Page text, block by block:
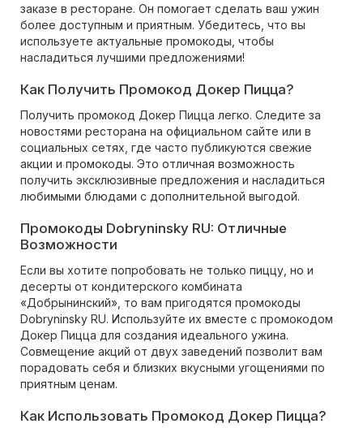
заказе в ресторане. Он помогает сделать ваш ужин
более доступным и приятным. Убедитесь, что вы
используете актуальные промокоды, чтобы
насладиться лучшими предложениями!
Как Получить Промокод Докер Пицца?
Получить промокод Докер Пицца легко. Следите за
новостями ресторана на официальном сайте или в
социальных сетях, где часто публикуются свежие
акции и промокоды. Это отличная возможность
получить эксклюзивные предложения и насладиться
любимыми блюдами с дополнительной выгодой.
Промокоды Dobryninsky RU: Отличные
Возможности
Если вы хотите попробовать не только пиццу, но и
десерты от кондитерского комбината
«Добрынинский», то вам пригодятся промокоды
Dobryninsky RU. Используйте их вместе с промокодом
Докер Пицца для создания идеального ужина.
Совмещение акций от двух заведений позволит вам
порадовать себя и близких вкусными угощениями по
приятным ценам.
Как Использовать Промокод Докер Пицца?